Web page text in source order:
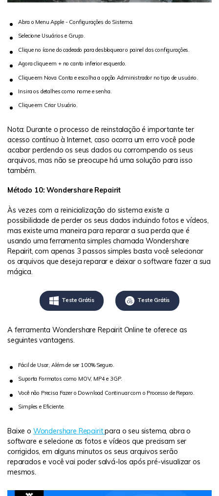
Abra o Menu Apple - Configurações do Sistema.
Selecione Usuários e Grupo.
Clique no ícone do cadeado para desbloquear o painel das configurações.
Agora clique em + no canto inferior esquerdo.
Clique em Nova Conta e escolha a opção Administrador no tipo de usuário.
Insira os detalhes como nome e senha.
Clique em Criar Usuário.
Nota: Durante o processo de reinstalação é importante ter
acesso contínuo à Internet, caso ocorra um erro você pode
acabar perdendo os seus dados ou corrompendo os seus
arquivos, mas não se preocupe há uma solução para isso
também.
Método 10: Wondershare Repairit
Às vezes com a reinicialização do sistema existe a
possibilidade de perder os seus dados incluindo fotos e vídeos,
mas existe uma maneira para reparar a sua perda que é
usando uma ferramenta simples chamada Wondershare
Repairit, com apenas 3 passos simples basta você selecionar
os arquivos que deseja reparar e deixar o software fazer a sua
mágica.
Teste Grátis Teste Grátis
A ferramenta Wondershare Repairit Online te oferece as
seguintes vantagens.
Fácil de Usar, Além de ser 100% Seguro.
Suporta Formatos como MOV, MP4 e 3GP.
Você não Precisa Fazer o Download Continuar com o Processo de Reparo.
Simples e Eficiente.
Baixe o Wondershare Repairitpara o seu sistema, abra o
software e selecione as fotos e vídeos que precisam ser
corrigidos, em alguns minutos os seus arquivos serão
reparados e você vai poder salvá-los após pré-visualizar os
mesmos.